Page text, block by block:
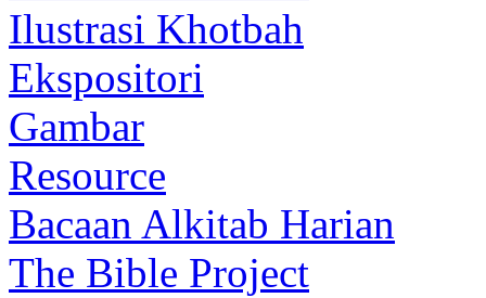
Ilustrasi Khotbah
Ekspositori
Gambar
Resource
Bacaan Alkitab Harian
The Bible Project